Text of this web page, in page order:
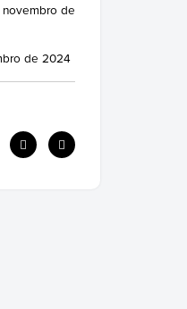
de
de 2024